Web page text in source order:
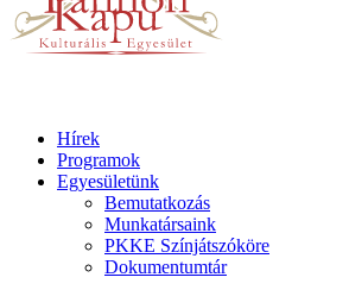
Hírek
Programok
Egyesületünk
Bemutatkozás
Munkatársaink
PKKE Színjátszóköre
Dokumentumtár